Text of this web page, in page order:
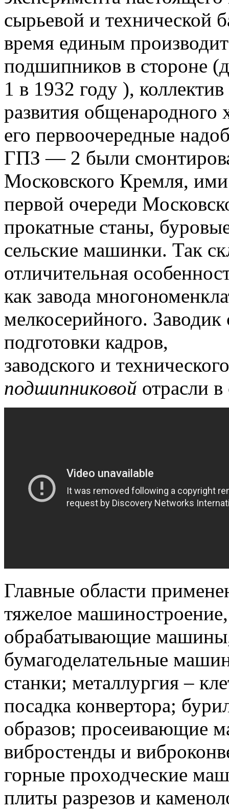
сырьевой и технической
время единым
подшипников в стороне
1 в 1932 году ),
развития общенародного
его первоочередные
ГПЗ — 2 были
Московского Кремля, ими
первой очереди
прокатные станы,
сельские машинки. Так
отличительная
как завода
мелкосерийного. Заводик
подготовки кадров,
заводского и
подшипниковой отрасли
Главные области
тяжелое
обрабатывающие
бумагоделательные
станки; металлургия –
посадка конвертора;
образов; просеивающие
вибростенды и
горные проходческие
плиты разрезов и